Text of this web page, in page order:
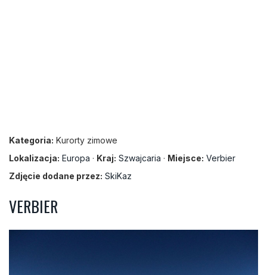
Kategoria: Kurorty zimowe
Lokalizacja: Europa · Kraj: Szwajcaria · Miejsce: Verbier
Zdjęcie dodane przez: SkiKaz
VERBIER